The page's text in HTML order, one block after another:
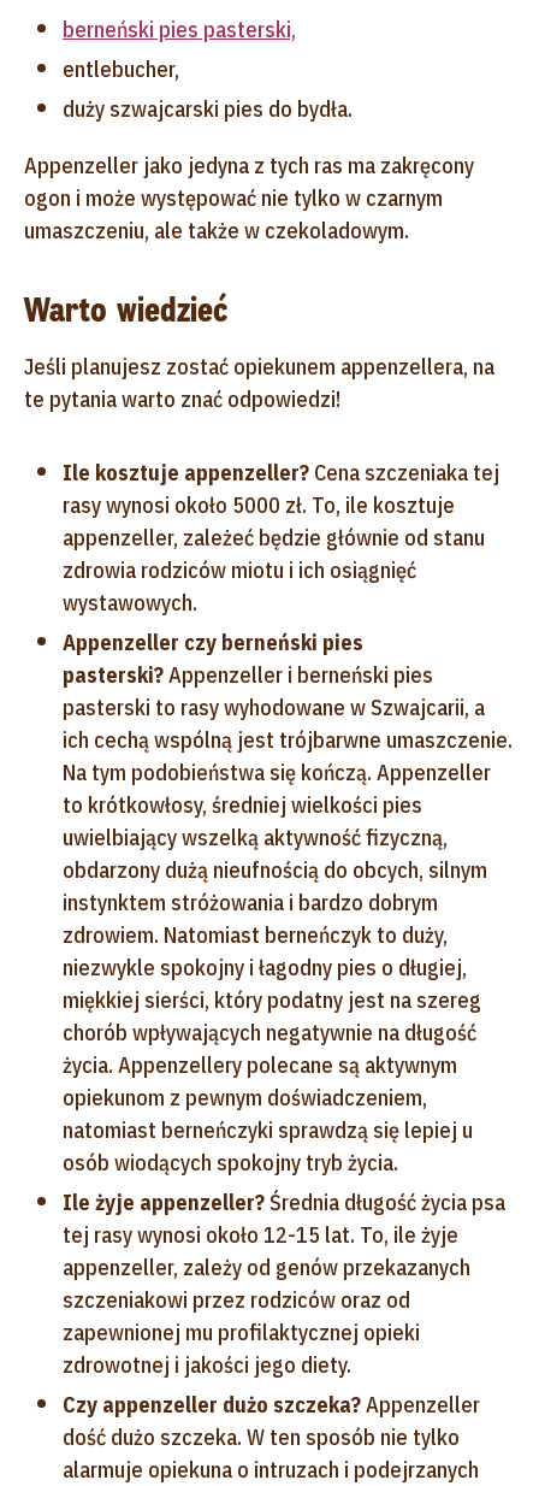
berneński pies pasterski,
entlebucher,
duży szwajcarski pies do bydła.
Appenzeller jako jedyna z tych ras ma zakręcony
ogon i może występować nie tylko w czarnym
umaszczeniu, ale także w czekoladowym.
Warto wiedzieć
Jeśli planujesz zostać opiekunem appenzellera, na
te pytania warto znać odpowiedzi!
Ile kosztuje appenzeller? Cena szczeniaka tej
rasy wynosi około 5000 zł. To, ile kosztuje
appenzeller, zależeć będzie głównie od stanu
zdrowia rodziców miotu i ich osiągnięć
wystawowych.
Appenzeller czy berneński pies
pasterski?Appenzeller i berneński pies
pasterski to rasy wyhodowane w Szwajcarii, a
ich cechą wspólną jest trójbarwne umaszczenie.
Na tym podobieństwa się kończą. Appenzeller
to krótkowłosy, średniej wielkości pies
uwielbiający wszelką aktywność fizyczną,
obdarzony dużą nieufnością do obcych, silnym
instynktem stróżowania i bardzo dobrym
zdrowiem. Natomiast berneńczyk to duży,
niezwykle spokojny i łagodny pies o długiej,
miękkiej sierści, który podatny jest na szereg
chorób wpływających negatywnie na długość
życia. Appenzellery polecane są aktywnym
opiekunom z pewnym doświadczeniem,
natomiast berneńczyki sprawdzą się lepiej u
osób wiodących spokojny tryb życia.
Ile żyje appenzeller?Średnia długość życia psa
tej rasy wynosi około 12-15 lat. To, ile żyje
appenzeller, zależy od genów przekazanych
szczeniakowi przez rodziców oraz od
zapewnionej mu profilaktycznej opieki
zdrowotnej i jakości jego diety.
Czy appenzeller dużo szczeka?Appenzeller
dość dużo szczeka. W ten sposób nie tylko
alarmuje opiekuna o intruzach i podejrzanych